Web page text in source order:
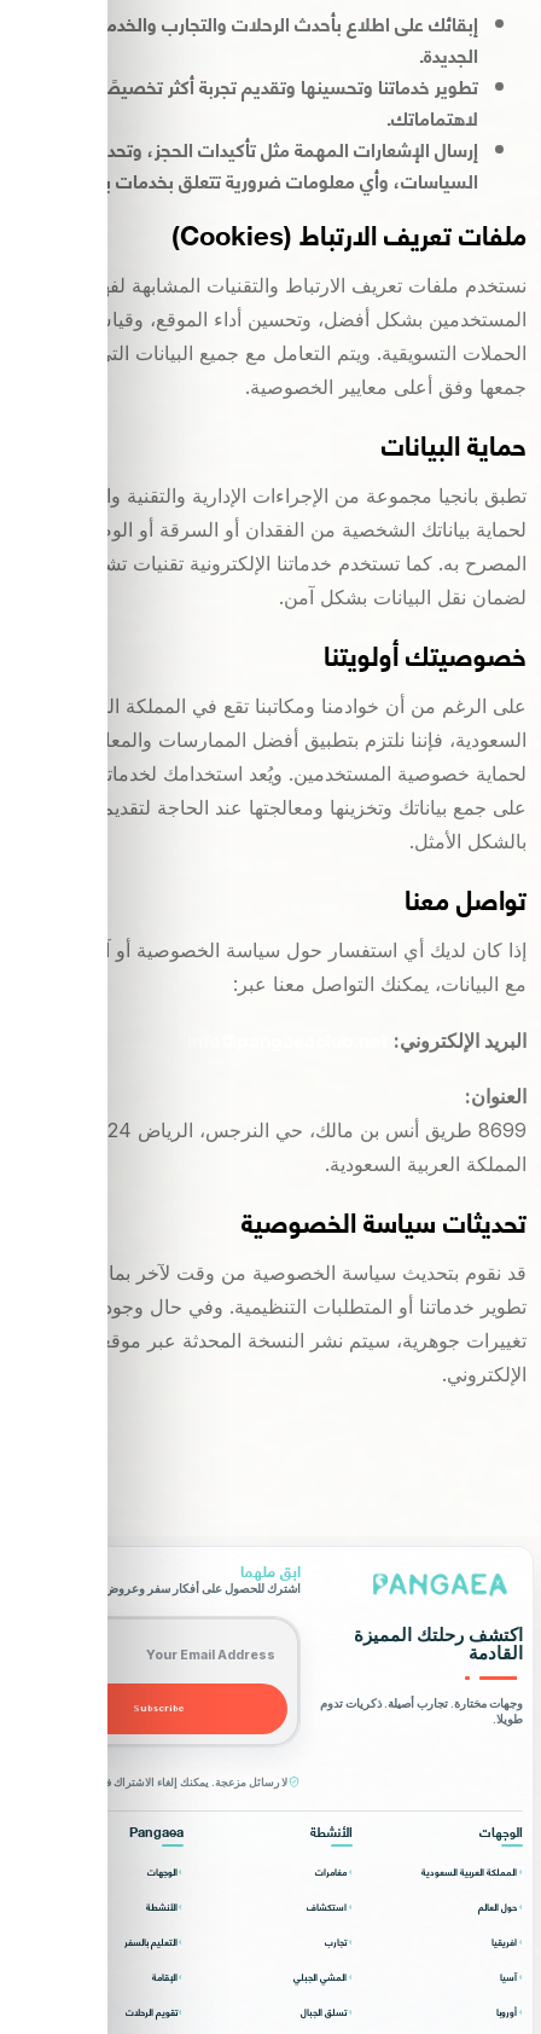
إبقائك على اطلاع بأحدث الرحلات والتجارب والخدمات
الجديدة.
تطوير خدماتنا وتحسينها وتقديم تجربة أكثر تخصيصًا
لاهتماماتك.
إرسال الإشعارات المهمة مثل تأكيدات الحجز، وتحديثات
السياسات، وأي معلومات ضرورية تتعلق بخدمات بانجيا.
ملفات تعريف الارتباط (Cookies)
نستخدم ملفات تعريف الارتباط والتقنيات المشابهة لفهم سلوك
المستخدمين بشكل أفضل، وتحسين أداء الموقع، وقياس فعالية
الحملات التسويقية. ويتم التعامل مع جميع البيانات التي يتم
جمعها وفق أعلى معايير الخصوصية.
حماية البيانات
تطبق بانجيا مجموعة من الإجراءات الإدارية والتقنية والأمنية
لحماية بياناتك الشخصية من الفقدان أو السرقة أو الوصول غير
لضمان نقل البيانات بشكل آمن.
خصوصيتك أولويتنا
على الرغم من أن خوادمنا ومكاتبنا تقع في المملكة العربية
السعودية، فإننا نلتزم بتطبيق أفضل الممارسات والمعايير العالمية
لحماية خصوصية المستخدمين. ويُعد استخدامك لخدماتنا موافقة
على جمع بياناتك وتخزينها ومعالجتها عند الحاجة لتقديم خدماتنا
بالشكل الأمثل.
تواصل معنا
إذا كان لديك أي استفسار حول سياسة الخصوصية أو آلية التعامل
مع البيانات، يمكنك التواصل معنا عبر:
البريد الإلكتروني:
العنوان:
المملكة العربية السعودية.
تحديثات سياسة الخصوصية
قد نقوم بتحديث سياسة الخصوصية من وقت لآخر بما يتوافق مع
تطوير خدماتنا أو المتطلبات التنظيمية. وفي حال وجود أي
تغييرات جوهرية، سيتم نشر النسخة المحدثة عبر موقعنا
الإلكتروني.
اكتشف رحلتك المميزة
القادمة
وجهات مختارة. تجارب أصيلة. ذكريات تدوم
طويلا.
ابق ملهما
اشترك للحصول على أفكار سفر وعروض حصرية.
Email address
Subscribe
لا رسائل مزعجة. يمكنك إلغاء الاشتراك في أي وقت.
الوجهات
المملكة العربية السعودية
حول العالم
افريقيا
آسيا
أوروبا
الأنشطة
مغامرات
استكشاف
تجارب
المشي الجبلي
تسلق الجبال
Pangaea
الوجهات
الأنشطة
التعليم بالسفر
الإقامة
تقويم الرحلات